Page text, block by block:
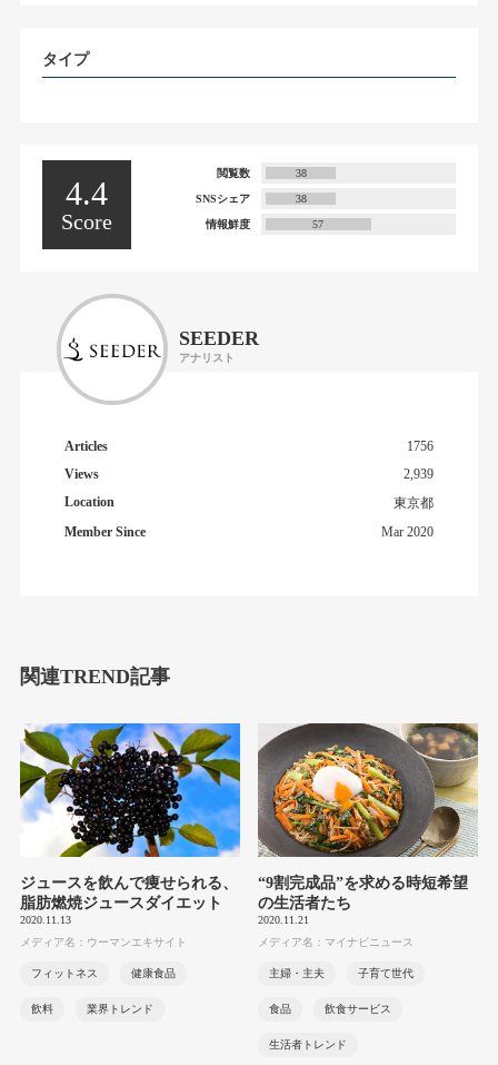
タイプ
4.4
Score
閲覧数 38
SNSシェア 38
情報鮮度 57
SEEDER
アナリスト
Articles
1756
Views
2,939
Location
東京都
Member Since
Mar 2020
関連TREND記事
ジュースを飲んで痩せられる、
脂肪燃焼ジュースダイエット
2020.11.13
メディア名：ウーマンエキサイト
フィットネス 健康食品
飲料 業界トレンド
“9割完成品”を求める時短希望
の生活者たち
2020.11.21
メディア名：マイナビニュース
主婦・主夫 子育て世代
食品 飲食サービス
生活者トレンド